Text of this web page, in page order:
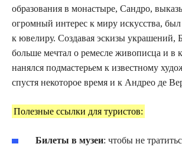
образования в монастыре, Сандро,
огромный интерес к миру искусства,
к ювелиру. Создавая эскизы украшений,
больше мечтал о ремесле живописца и в
нанялся подмастерьем к известному
спустя некоторое время и к Андрео де
Полезные ссылки для туристов:
Билеты в музеи: чтобы не